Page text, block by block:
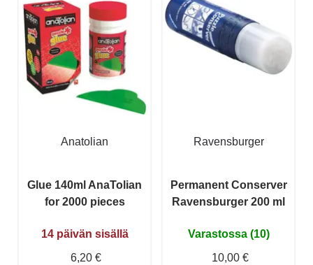
Anatolian
Glue 140ml AnaTolian
for 2000 pieces
14 päivän sisällä
6,20 €
Ravensburger
Permanent Conserver
Ravensburger 200 ml
Varastossa (10)
10,00 €